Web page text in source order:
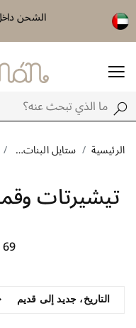
الشحن
الرئيسية ستايل البنات الراقية
تيشيرتات
69
التاريخ، جديد إلى قديم